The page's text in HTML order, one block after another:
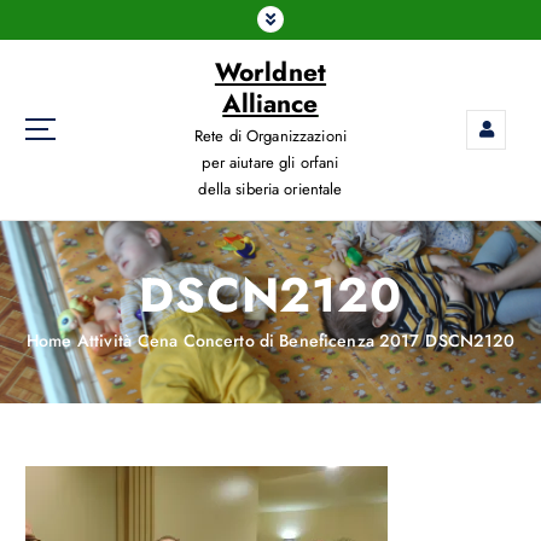
Worldnet
Alliance
Rete di Organizzazioni
per aiutare gli orfani
della siberia orientale
DSCN2120
Home Attività Cena Concerto di Beneficenza 2017 DSCN2120